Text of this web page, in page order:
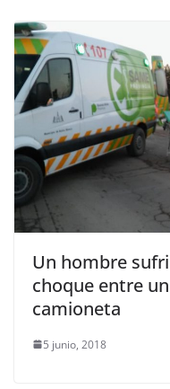
Un hombre
choque entre
camioneta
5 junio, 2018